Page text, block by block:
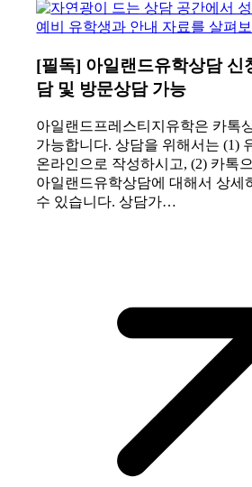
[필독] 아일랜드유학상담 신
담 및 방문상담 가능
아일랜드프레스티지유학은 카톡
가능합니다. 상담을 위해서는 (1)
온라인으로 작성하시고, (2) 카톡
아일랜드유학상담에 대해서 상세
수 있습니다. 상담가…